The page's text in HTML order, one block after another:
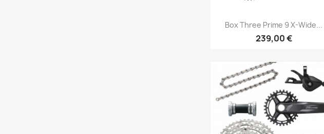
Anteprima
Box Three Prime 9 X-Wide...
239,00 €